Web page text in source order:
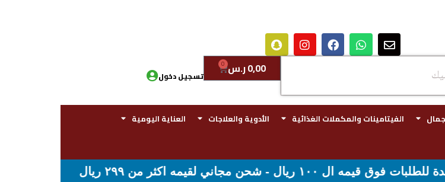
0,00ر.س 0
تسجيل دخول
الفيتامينات والمكملات الغذائية الأدوية والعلاجات
العناية اليومية